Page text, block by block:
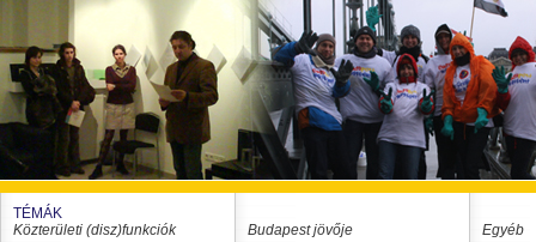
TÉMÁK
Közterületi (disz)funkciók
Budapest jövője
Egyéb